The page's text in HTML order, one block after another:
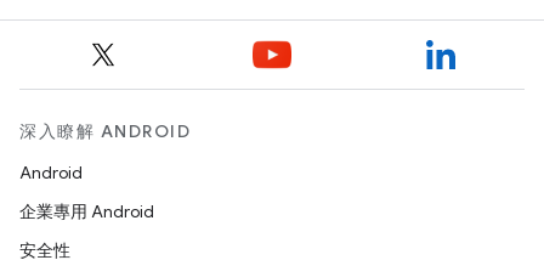
深入瞭解 ANDROID
Android
企業專用 Android
安全性